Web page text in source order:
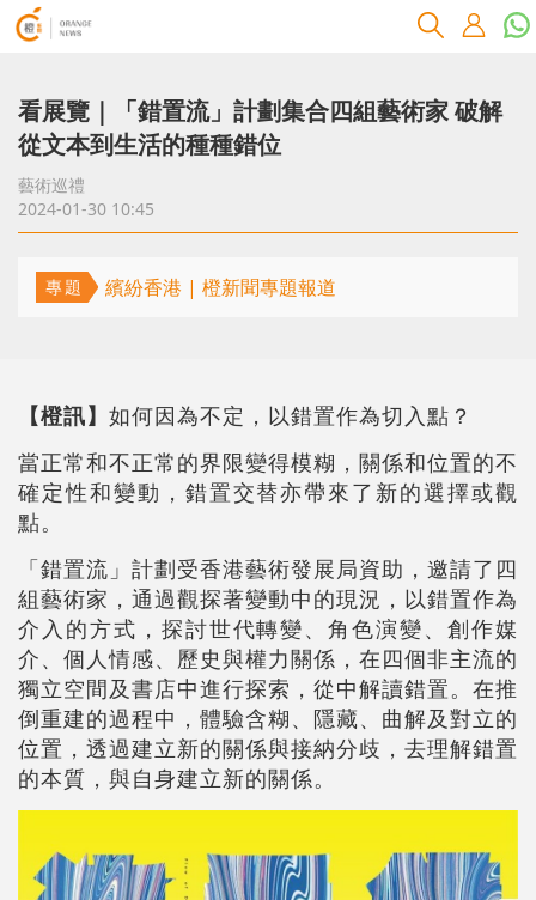
看展覽｜「錯置流」計劃集合四組藝術家 破解
從文本到生活的種種錯位
藝術巡禮
2024-01-30 10:45
專題 繽紛香港 | 橙新聞專題報道
【橙訊】 如何因為不定，以錯置作為切入點？
當正常和不正常的界限變得模糊，關係和位置的不
確定性和變動，錯置交替亦帶來了新的選擇或觀
點。
「錯置流」計劃受香港藝術發展局資助，邀請了四
組藝術家，通過觀探著變動中的現況，以錯置作為
介入的方式，探討世代轉變、角色演變、創作媒
介、個人情感、歷史與權力關係，在四個非主流的
獨立空間及書店中進行探索，從中解讀錯置。在推
倒重建的過程中，體驗含糊、隱藏、曲解及對立的
位置，透過建立新的關係與接納分歧，去理解錯置
的本質，與自身建立新的關係。